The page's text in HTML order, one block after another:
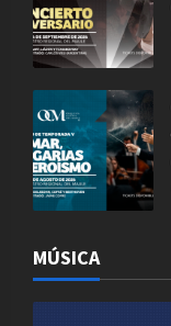
MÚSICA